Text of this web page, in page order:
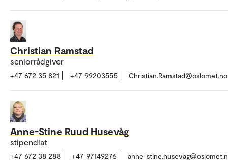
Christian Ramstad
seniorrådgiver
+47 672 35 821 +47 99203555 Christian.Ramstad@oslomet.no
Anne-Stine Ruud Husevåg
stipendiat
+47 672 38 288 +47 97149276 anne-